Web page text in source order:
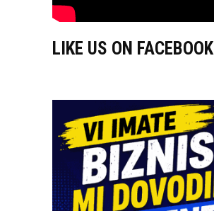
LIKE US ON FACEBOOK